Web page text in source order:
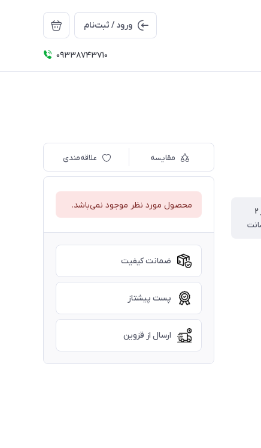
ورود / ثبت‌نام
09338743710
مقایسه علاقه‌مندی
محصول مورد نظر موجود نمی‌باشد.
ضمانت کیفیت
پست پیشتاز
ارسال از قزوین